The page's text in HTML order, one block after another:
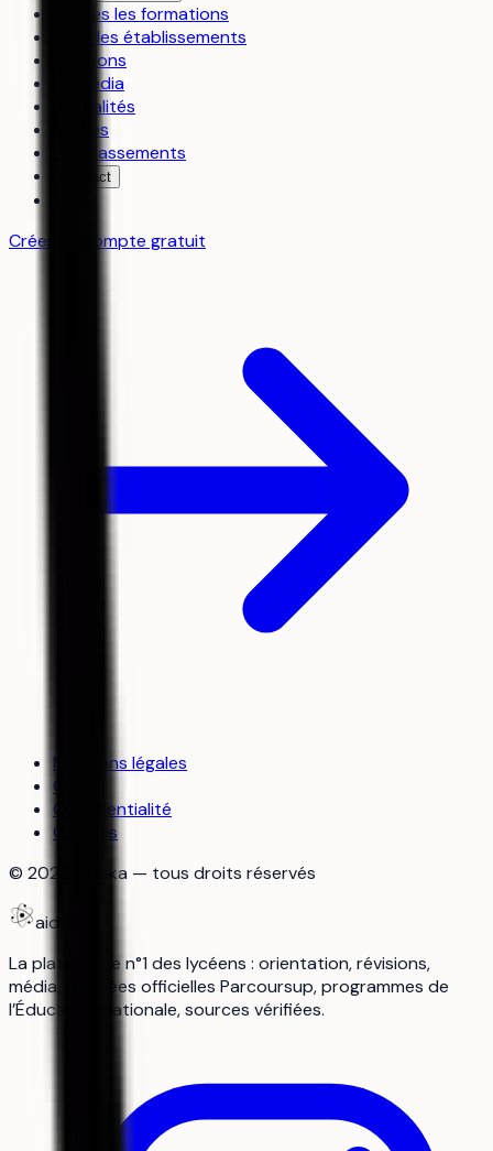
Toutes les formations
Tous les établissements
Révisions
Le média
Actualités
Guides
Les classements
Contact
Créer un compte gratuit
Mentions légales
CGU
Confidentialité
Cookies
© 2026 aiduka — tous droits réservés
aiduka
La plateforme n°1 des lycéens : orientation, révisions,
média. Données officielles Parcoursup, programmes de
l’Éducation nationale, sources vérifiées.